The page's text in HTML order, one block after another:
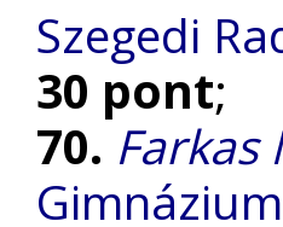
Szegedi
30 pont;
70. Farkas
Gimnázium